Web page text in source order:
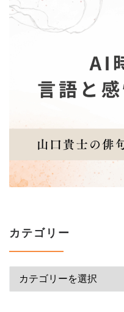
カテゴリー
カテゴリー